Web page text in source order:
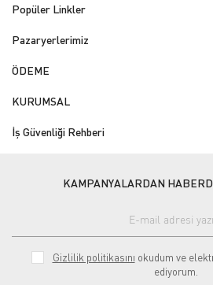
Popüler Linkler
Pazaryerlerimiz
ÖDEME
KURUMSAL
İş Güvenliği Rehberi
KAMPANYALARDAN
Gizlilik politikasını okudum ve
ediyorum.